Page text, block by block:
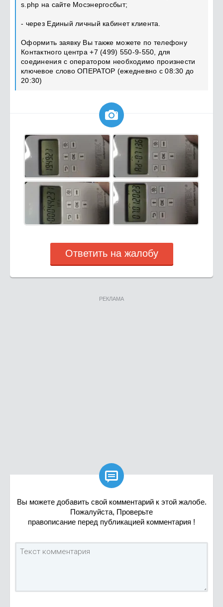
s.php на сайте Мосэнергосбыт;
- через Единый личный кабинет клиента.
Оформить заявку Вы также можете по телефону
Контактного центра +7 (499) 550-9-550, для
соединения с оператором необходимо произнести
ключевое слово ОПЕРАТОР (ежедневно с 08:30 до
20:30)

Ответить на жалобу
РЕКЛАМА

Вы можете добавить свой комментарий к этой жалобе.
Пожалуйста, Проверьте
правописание перед публикацией комментария !